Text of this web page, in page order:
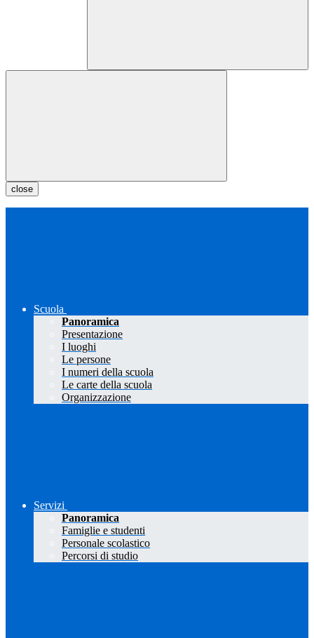
close
Scuola
Panoramica
Presentazione
I luoghi
Le persone
I numeri della scuola
Le carte della scuola
Organizzazione
Servizi
Panoramica
Famiglie e studenti
Personale scolastico
Percorsi di studio